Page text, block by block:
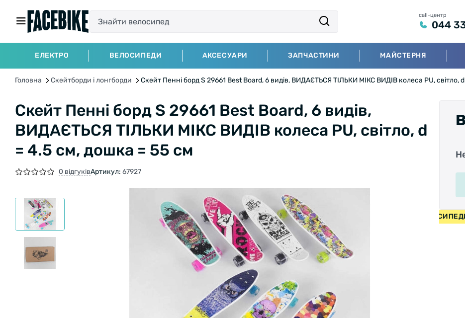
call-центр
044
ЕЛЕКТРО ВЕЛОСИПЕДИ АКСЕСУАРИ ЗАПЧАСТИНИ МАЙСТЕРНЯ
Головна Скейтборди і лонгборди Скейт Пенні борд S 29661 Best Board, 6 видів, ВИДАЄТЬСЯ ТІЛЬКИ МІКС ВИДІВ колеса PU, світло,
Скейт Пенні борд S 29661 Best Board, 6 видів,
ВИДАЄТЬСЯ ТІЛЬКИ МІКС ВИДІВ колеса PU, світло, d
= 4.5 см, дошка = 55 см
0 відгуківАртикул: 67927
БЕЗКОШТОВНА ДОСТАВКА НА ВЕЛОСИПЕДИ ВІД 2000 ГРН • БЕЗКОШТОВНА ДОСТАВКА НА